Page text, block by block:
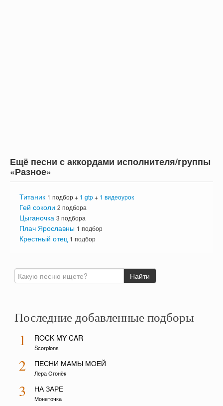
Ещё песни с аккордами исполнителя/группы
«Разное»
Титаник 1 подбор + 1 gtp+ 1 видеоурок
Гей соколи 2 подбора
Цыганочка 3 подбора
Плач Ярославны 1 подбор
Крестный отец 1 подбор
Последние добавленные подборы
1 ROCK MY CAR
Scorpions
2 ПЕСНИ МАМЫ МОЕЙ
Лера Огонёк
3 НА ЗАРЕ
Монеточка